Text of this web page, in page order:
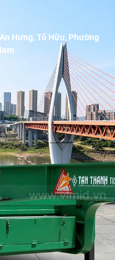
Hưng, Tố Hữu, Phường